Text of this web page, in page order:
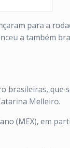
para a
a também
brasileiras, que
Melleiro.
(MEX), em